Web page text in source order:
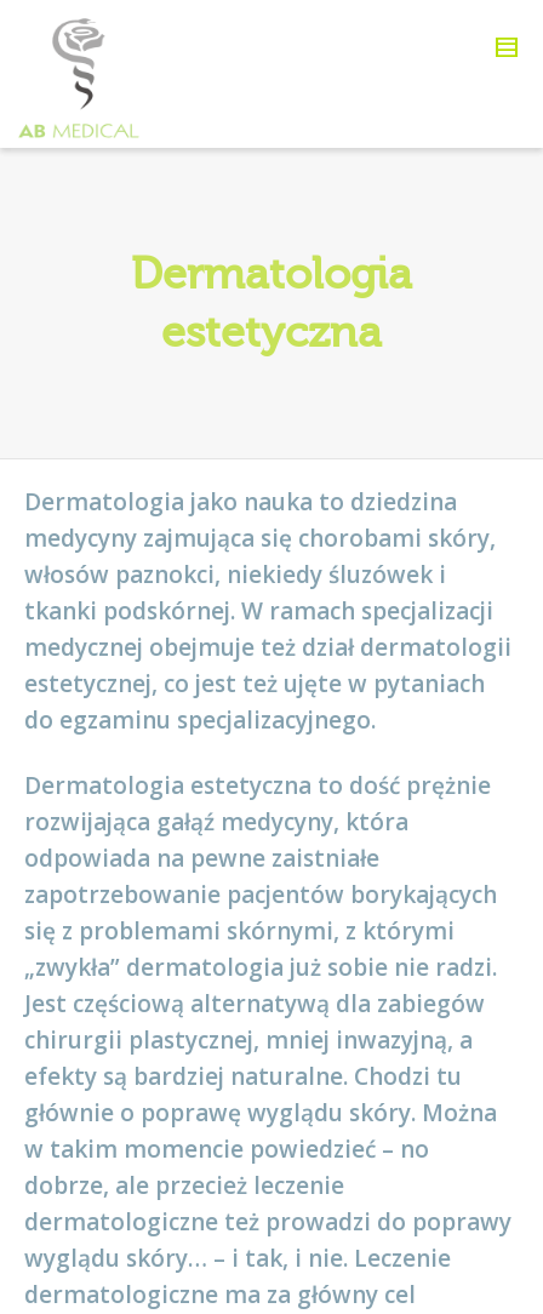
Dermatologia
estetyczna
Dermatologia jako nauka to dziedzina
medycyny zajmująca się chorobami skóry,
włosów paznokci, niekiedy śluzówek i
tkanki podskórnej. W ramach specjalizacji
medycznej obejmuje też dział dermatologii
estetycznej, co jest też ujęte w pytaniach
do egzaminu specjalizacyjnego.
Dermatologia estetyczna to dość prężnie
rozwijająca gałąź medycyny, która
odpowiada na pewne zaistniałe
zapotrzebowanie pacjentów borykających
się z problemami skórnymi, z którymi
„zwykła” dermatologia już sobie nie radzi.
Jest częściową alternatywą dla zabiegów
chirurgii plastycznej, mniej inwazyjną, a
efekty są bardziej naturalne. Chodzi tu
głównie o poprawę wyglądu skóry. Można
w takim momencie powiedzieć – no
dobrze, ale przecież leczenie
dermatologiczne też prowadzi do poprawy
wyglądu skóry… – i tak, i nie. Leczenie
dermatologiczne ma za główny cel